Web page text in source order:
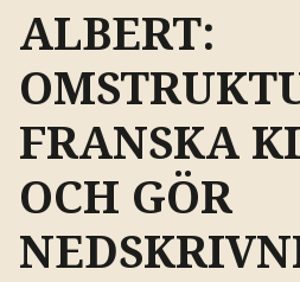
ALBERT:
FRANSKA
OCH GÖR